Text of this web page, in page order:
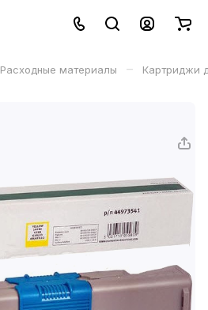
Расходные материалы – Картриджи